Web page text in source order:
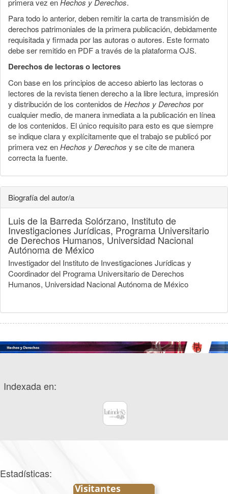
primera vez enHechos y Derechos.
Para todo lo anterior, deben remitir la carta de transmisión de
derechos patrimoniales de la primera publicación, debidamente
requisitada y firmada por las autoras o autores. Este formato
debe ser remitido en PDF a través de la plataforma OJS.
Derechos de lectoras o lectores
Con base en los principios de acceso abierto las lectoras o
lectores de la revista tienen derecho a la libre lectura, impresión
y distribución de los contenidos deHechos y Derechos por
cualquier medio, de manera inmediata a la publicación en línea
de los contenidos. El único requisito para esto es que siempre
se indique clara y explícitamente que el trabajo se publicó por
primera vez enHechos y Derechos y se cite de manera
correcta la fuente.
Biografía del autor/a
Luis de la Barreda Solórzano, Instituto de
Investigaciones Jurídicas, Programa Universitario
de Derechos Humanos, Universidad Nacional
Autónoma de México
Investigador del Instituto de Investigaciones Jurídicas y
Coordinador del Programa Universitario de Derechos
Humanos, Universidad Nacional Autónoma de México
Indexada en:
Estadísticas: